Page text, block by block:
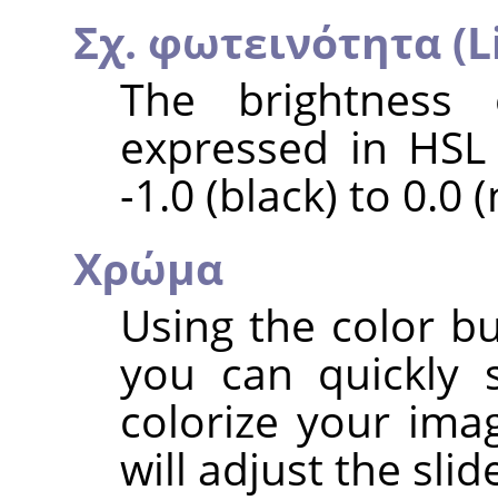
Σχ. φωτεινότητα
The
expressed in
-1.0 (black) to 0.0
Χρώμα
Using the color
you can quickly
colorize your
will adjust the